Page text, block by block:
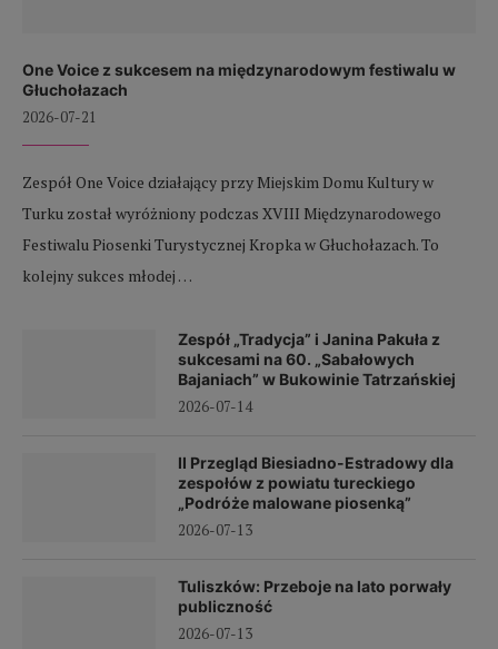
One Voice z sukcesem na międzynarodowym festiwalu w
Głuchołazach
2026-07-21
Zespół One Voice działający przy Miejskim Domu Kultury w
Turku został wyróżniony podczas XVIII Międzynarodowego
Festiwalu Piosenki Turystycznej Kropka w Głuchołazach. To
kolejny sukces młodej …
Zespół „Tradycja” i Janina Pakuła z
sukcesami na 60. „Sabałowych
Bajaniach” w Bukowinie Tatrzańskiej
2026-07-14
II Przegląd Biesiadno-Estradowy dla
zespołów z powiatu tureckiego
„Podróże malowane piosenką”
2026-07-13
Tuliszków: Przeboje na lato porwały
publiczność
2026-07-13